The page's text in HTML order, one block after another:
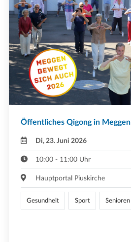
Öffentliches Qigong in Meggen
Di, 23. Juni 2026
10:00 - 11:00 Uhr
Hauptportal Piuskirche
Gesundheit Sport Senioren